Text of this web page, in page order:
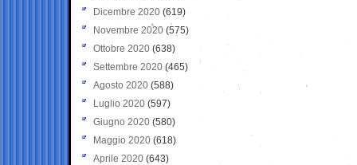
Dicembre 2020 (619)
Novembre 2020 (575)
Ottobre 2020 (638)
Settembre 2020(465)
Agosto 2020 (588)
Luglio 2020 (597)
Giugno 2020 (580)
Maggio 2020 (618)
Aprile 2020 (643)